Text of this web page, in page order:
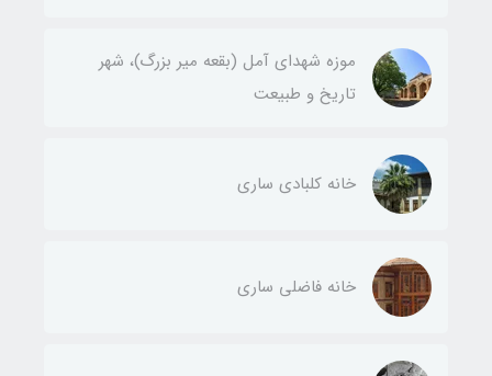
موزه شهدای آمل (بقعه میر بزرگ)، شهر
تاریخ و طبیعت
خانه کلبادی ساری
خانه فاضلی ساری